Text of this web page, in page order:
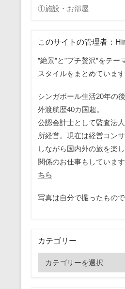
①施設・お部屋
このサイトの管理者：
”絶景”と”プチ贅沢”をテー
スタイルをまとめています
シンガポール生活20年の
外渡航歴40カ国超。
公認会計士として監査法
所経営。現在は経営コン
しながら国内外の旅を楽
関係のお仕事もしています
ちら
写真は自分で撮ったもの
カテゴリー
テ